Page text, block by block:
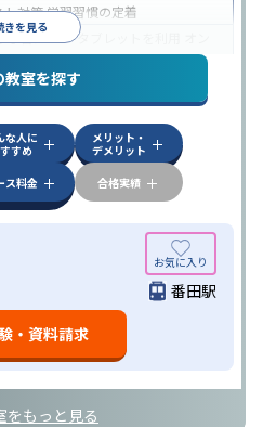
きを見る
ト対策学習習慣の定着
学習にPC・タブレットを利用
教室を探す
な人に
すめ
メリット・
デメリット
ス料金 合格実績
番田駅
・資料請求
をもっと見る